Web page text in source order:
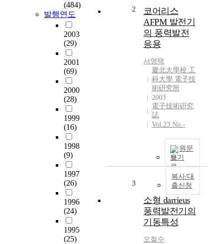
(484)
발행연도
2003
(29)
2001
(69)
2000
(28)
1999
(16)
1998
(9)
1997
(26)
1996
(24)
1995
(25)
e
2
코어리스
AFPM 발전기
의 풍력발전
응용
서영택
慶北大學校 工
科大學 電子技
術硏究所
2003
電子技術硏究
誌
Vol.23 No.-
원문
보기
복사/대
출신청
3
소형 darrieus
풍력발전기의
기동특성
오철수